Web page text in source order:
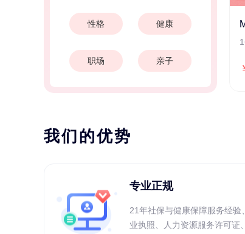
性格 健康
职场 亲子
我们的优势
专业正规
21年社保与健康保障服务经验
业执照、人力资源服务许可证